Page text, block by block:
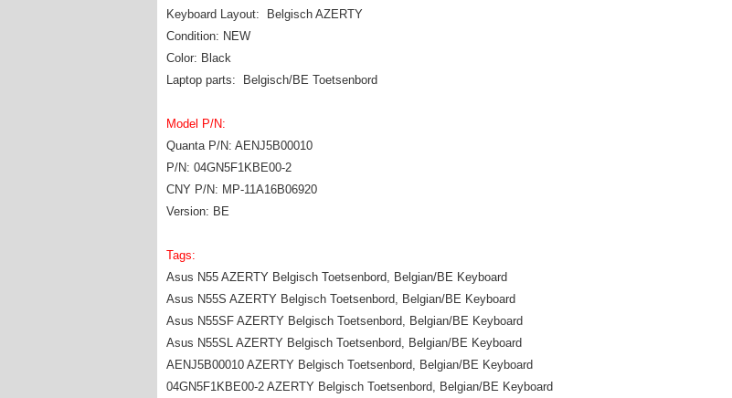
Keyboard Layout: Belgisch AZERTY
Condition: NEW
Color: Black
Laptop parts: Belgisch/BE Toetsenbord
Model P/N:
Quanta P/N: AENJ5B00010
P/N: 04GN5F1KBE00-2
CNY P/N: MP-11A16B06920
Version: BE
Tags:
Asus N55 AZERTY Belgisch Toetsenbord, Belgian/BE Keyboard
Asus N55S AZERTY Belgisch Toetsenbord, Belgian/BE Keyboard
Asus N55SF AZERTY Belgisch Toetsenbord, Belgian/BE Keyboard
Asus N55SL AZERTY Belgisch Toetsenbord, Belgian/BE Keyboard
AENJ5B00010 AZERTY Belgisch Toetsenbord, Belgian/BE Keyboard
04GN5F1KBE00-2 AZERTY Belgisch Toetsenbord, Belgian/BE Keyboard